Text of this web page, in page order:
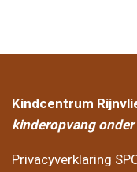
Kindcentrum
kinderopvang onder
Privacyverklaring